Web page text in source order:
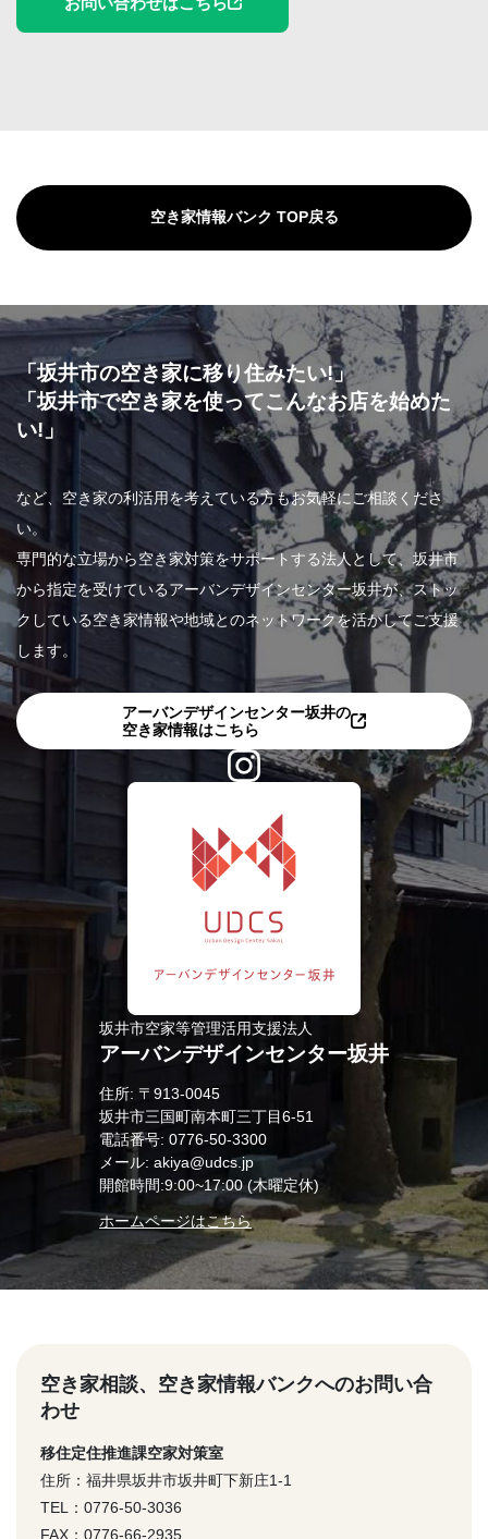
空き家情報バンク TOP戻る
「坂井市の空き家に移り住みたい!」
「坂井市で空き家を使ってこんなお店を始めた
い!」
など、空き家の利活用を考えている方もお気軽にご相談くださ
い。
専門的な立場から空き家対策をサポートする法人として、坂井市
から指定を受けているアーバンデザインセンター坂井が、ストッ
クしている空き家情報や地域とのネットワークを活かしてご支援
します。
アーバンデザインセンター坂井の
空き家情報はこちら
坂井市空家等管理活用支援法人
アーバンデザインセンター坂井
住所: 〒913-0045
坂井市三国町南本町三丁目6-51
電話番号: 0776-50-3300
メール: akiya@udcs.jp
開館時間:9:00~17:00 (木曜定休)
ホームページはこちら
空き家相談、空き家情報バンクへのお問い合
わせ
移住定住推進課空家対策室
住所：福井県坂井市坂井町下新庄1-1
TEL：0776-50-3036
FAX：0776-66-2935